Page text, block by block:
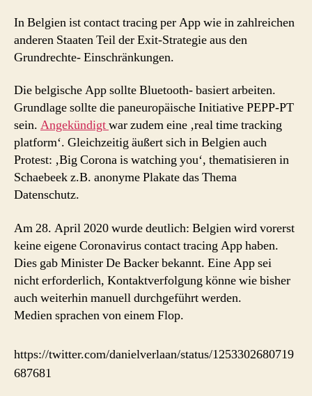
In Belgien ist contact tracing per App wie in zahlreichen
anderen Staaten Teil der Exit-Strategie aus den
Grundrechte- Einschränkungen.
Die belgische App sollte Bluetooth- basiert arbeiten.
Grundlage sollte die paneuropäische Initiative PEPP-PT
sein. Angekündigtwar zudem eine ‚real time tracking
platform‘. Gleichzeitig äußert sich in Belgien auch
Protest: ‚Big Corona is watching you‘, thematisieren in
Schaebeek z.B. anonyme Plakate das Thema
Datenschutz.
Am 28. April 2020 wurde deutlich: Belgien wird vorerst
keine eigene Coronavirus contact tracing App haben.
Dies gab Minister De Backer bekannt. Eine App sei
nicht erforderlich, Kontaktverfolgung könne wie bisher
auch weiterhin manuell durchgeführt werden.
Medien sprachen von einem Flop.
https://twitter.com/danielverlaan/status/1253302680719
687681